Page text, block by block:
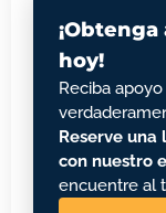
hoy!
Reciba
Reserve
con nuestro
encuentre al